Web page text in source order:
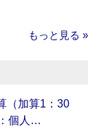
もっと見る »
（加算1：30
個人…